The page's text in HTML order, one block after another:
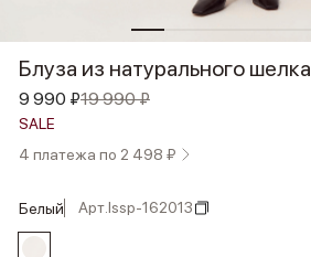
Блуза из натурального шелка
9 990 ₽19 990 ₽
SALE
4 платежа по 2 498 ₽
белый Арт.lssp-162013